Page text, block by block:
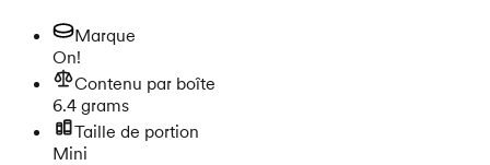
Marque
On!
Contenu par boîte
6.4 grams
Taille de portion
Mini